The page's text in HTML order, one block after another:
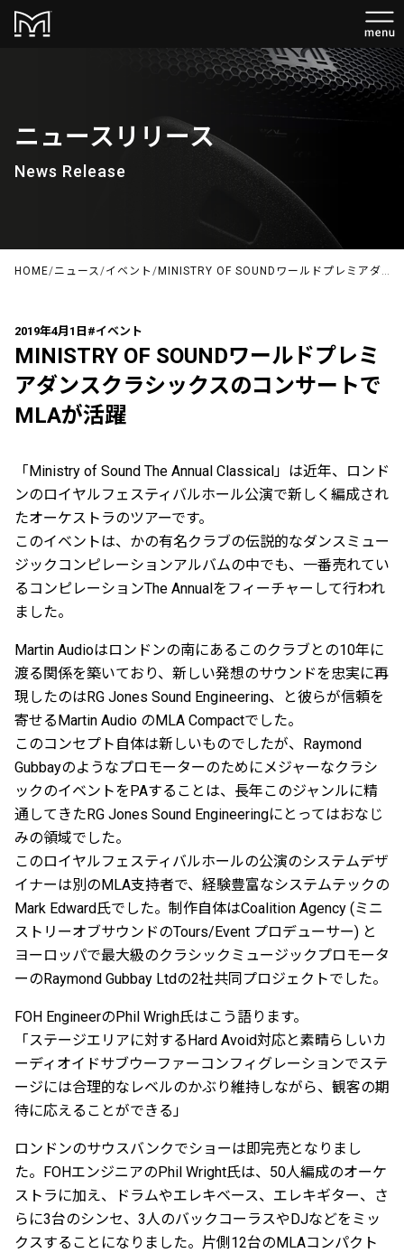
ニュースリリース
News Release
HOME/ニュース/イベント / MINISTRY OF SOUNDワールドプレミアダンスクラシックスのコンサートでMLAが活躍
2019年4月1日 #イベント
MINISTRY OF SOUNDワールドプレミ
アダンスクラシックスのコンサートで
MLAが活躍
「Ministry of Sound The Annual Classical」は近年、ロンド
ンのロイヤルフェスティバルホール公演で新しく編成され
たオーケストラのツアーです。
このイベントは、かの有名クラブの伝説的なダンスミュー
ジックコンピレーションアルバムの中でも、一番売れてい
るコンピレーションThe Annualをフィーチャーして行われ
ました。
Martin Audioはロンドンの南にあるこのクラブとの10年に
渡る関係を築いており、新しい発想のサウンドを忠実に再
現したのはRG Jones Sound Engineering、と彼らが信頼を
寄せるMartin Audio のMLA Compactでした。
このコンセプト自体は新しいものでしたが、Raymond
Gubbayのようなプロモーターのためにメジャーなクラシ
ックのイベントをPAすることは、長年このジャンルに精
通してきたRG Jones Sound Engineeringにとってはおなじ
みの領域でした。
このロイヤルフェスティバルホールの公演のシステムデザ
イナーは別のMLA支持者で、経験豊富なシステムテックの
Mark Edward氏でした。制作自体はCoalition Agency (ミニ
ストリーオブサウンドのTours/Event プロデューサー) と
ヨーロッパで最大級のクラシックミュージックプロモータ
ーのRaymond Gubbay Ltdの2社共同プロジェクトでした。
FOH EngineerのPhil Wrigh氏はこう語ります。
「ステージエリアに対するHard Avoid対応と素晴らしいカ
ーディオイドサブウーファーコンフィグレーションでステ
ージには合理的なレベルのかぶり維持しながら、観客の期
待に応えることができる」
ロンドンのサウスバンクでショーは即完売となりまし
た。FOHエンジニアのPhil Wright氏は、50人編成のオーケ
ストラに加え、ドラムやエレキベース、エレキギター、さ
らに3台のシンセ、3人のバックコーラスやDJなどをミッ
クスすることになりました。片側12台のMLAコンパクト